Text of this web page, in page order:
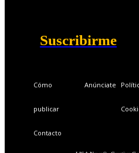
Suscribirme
Cómo
publicar
Anúnciate
Contacto